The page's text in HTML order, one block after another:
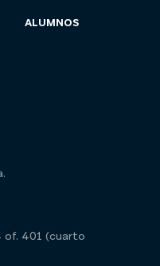
ALUMNOS
of. 401 (cuarto